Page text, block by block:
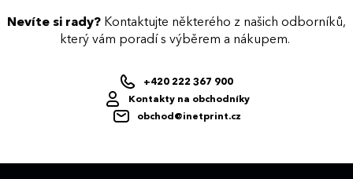
Nevíte si rady? Kontaktujte některého z našich odborníků,
který vám poradí s výběrem a nákupem.
+420 222 367 900
Kontakty na obchodníky
obchod@inetprint.cz